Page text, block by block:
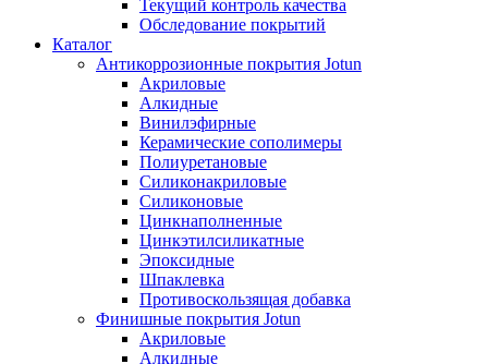
Текущий контроль качества
Обследование покрытий
Каталог
Антикоррозионные покрытия Jotun
Акриловые
Алкидные
Винилэфирные
Керамические сополимеры
Полиуретановые
Силиконакриловые
Силиконовые
Цинкнаполненные
Цинкэтилсиликатные
Эпоксидные
Шпаклевка
Противоскользящая добавка
Финишные покрытия Jotun
Акриловые
Алкидные